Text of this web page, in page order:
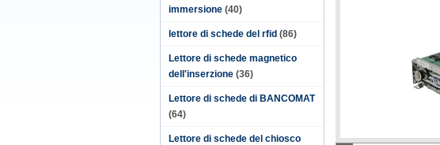
immersione (40)
lettore di schede del rfid (86)
Lettore di schede magnetico
dell'inserzione (36)
Lettore di schede di BANCOMAT
(64)
Lettore di schede del chiosco